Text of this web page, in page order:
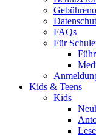
FAQs
Für
Kids & Teens
Kids